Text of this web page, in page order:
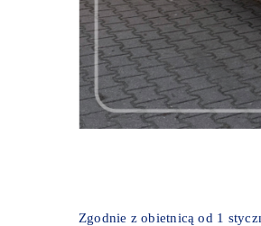
Zgodnie z obietnicą od 1